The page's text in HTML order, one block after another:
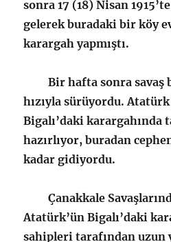
sonra 17 (18) Nisan
gelerek buradaki bir köy
karargah yapmıştı.
Bir hafta sonra savaş
hızıyla sürüyordu.
Bigalı’daki karargahında
hazırlıyor, buradan
kadar gidiyordu.
Çanakkale
Atatürk’ün Bigalı’daki
sahipleri tarafından uzun